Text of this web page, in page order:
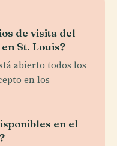
de visita del
St. Louis?
abierto todos los
en los
en el